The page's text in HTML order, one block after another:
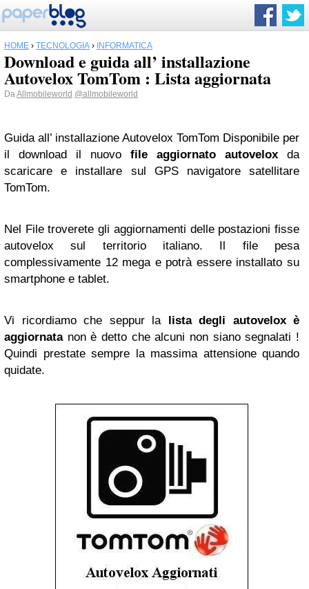
HOME › TECNOLOGIA › INFORMATICA
Download e guida all’ installazione
Autovelox TomTom : Lista aggiornata
DaAllmobileworld @allmobileworld
Guida all’ installazione Autovelox TomTom Disponibile per
il download il nuovo file aggiornato autovelox da
scaricare e installare sul GPS navigatore satellitare
TomTom.
Nel File troverete gli aggiornamenti delle postazioni fisse
autovelox sul territorio italiano. Il file pesa
complessivamente 12 mega e potrà essere installato su
smartphone e tablet.
Vi ricordiamo che seppur la lista degli autovelox è
aggiornatanon è detto che alcuni non siano segnalati !
Quindi prestate sempre la massima attensione quando
quidate.